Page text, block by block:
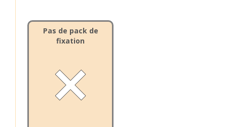
Pas de pack de
fixation